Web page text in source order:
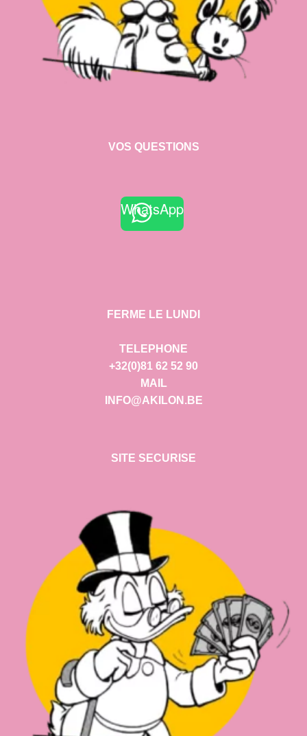
VOS QUESTIONS
WhatsApp
FERME LE LUNDI
TELEPHONE
+32(0)81 62 52 90
MAIL
INFO@AKILON.BE
SITE SECURISE